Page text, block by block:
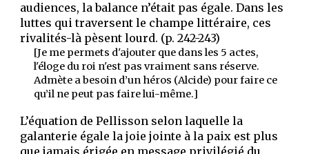
audiences, la balance n’était pas égale. Dans les
luttes qui traversent le champe littéraire, ces
rivalités-là pèsent lourd. (p. 242-243)
[Je me permets d'ajouter que dans les 5 actes,
l'éloge du roi n'est pas vraiment sans réserve.
Admète a besoin d’un héros (Alcide) pour faire ce
qu’il ne peut pas faire lui-même.]
L’équation de Pellisson selon laquelle la
galanterie égale la joie jointe à la paix est plus
que jamais érigée en message privilégié du